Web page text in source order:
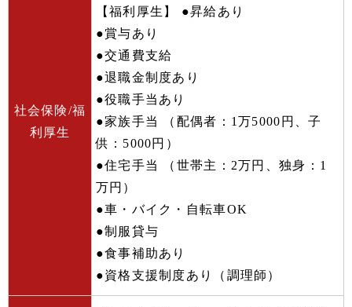
社会保険/福
利厚生
【福利厚生】 ●昇給あり
●賞与あり
●交通費支給
●退職金制度あり
●役職手当あり
●家族手当 （配偶者：1万5000円、子
供：5000円）
●住宅手当 （世帯主：2万円、独身：1
万円）
●車・バイク・自転車OK
●制服貸与
●食事補助あり
●資格支援制度あり（調理師）